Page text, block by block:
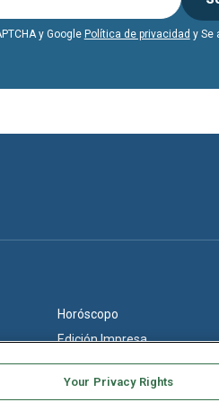
y Google Política de privacidad y Se
Horóscopo
Edición Impresa
Your Privacy Rights